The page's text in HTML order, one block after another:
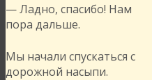
— Ладно, спасибо! Нам
пора дальше.
Мы начали спускаться с
дорожной насыпи.